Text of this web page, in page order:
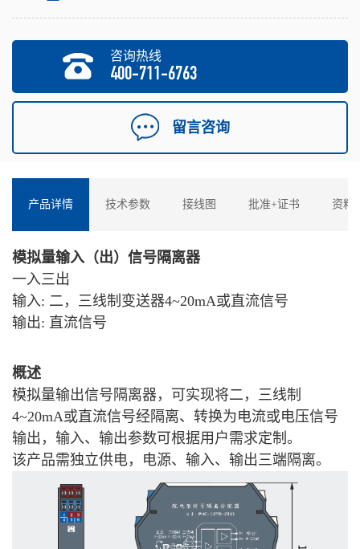
咨询热线
400-711-6763
留言咨询
产品详情 技术参数 接线图 批准+证书 资料
模拟量输入（出）信号隔离器
一入三出
输入: 二，三线制变送器4~20mA或直流信号
输出: 直流信号
概述
模拟量输出信号隔离器，可实现将二，三线制
4~20mA或直流信号经隔离、转换为电流或电压信号
输出，输入、输出参数可根据用户需求定制。
该产品需独立供电，电源、输入、输出三端隔离。